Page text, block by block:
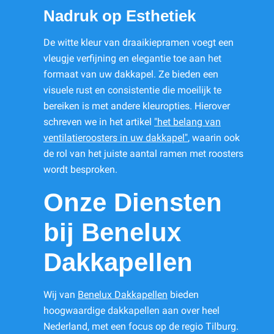
Nadruk op Esthetiek
De witte kleur van draaikiepramen voegt een
vleugje verfijning en elegantie toe aan het
formaat van uw dakkapel. Ze bieden een
visuele rust en consistentie die moeilijk te
bereiken is met andere kleuropties. Hierover
schreven we in het artikel "het belang van
ventilatieroosters in uw dakkapel", waarin ook
de rol van het juiste aantal ramen met roosters
wordt besproken.
Onze Diensten
bij Benelux
Dakkapellen
Wij van Benelux Dakkapellen bieden
hoogwaardige dakkapellen aan over heel
Nederland, met een focus op de regio Tilburg.